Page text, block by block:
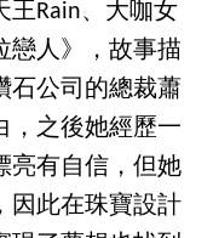
王Rain、大咖女
戀人》，故事描
石公司的總裁蕭
，之後她經歷一
亮有自信，但她
因此在珠寶設計